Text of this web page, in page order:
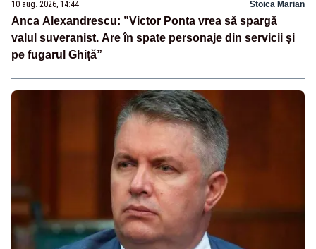
10 aug. 2026, 14:44 Stoica Marian
Anca Alexandrescu: ”Victor Ponta vrea să spargă
valul suveranist. Are în spate personaje din servicii și
pe fugarul Ghiță”